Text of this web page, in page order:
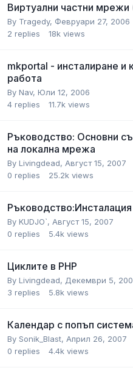
Виртуални частни мрежи
By Tragedy, Февруари 27, 2006
2 replies 18k views
mkportal - инсталиране и
работа
By Nav, Юли 12, 2006
4 replies 11.7k views
Ръководство: Основни
на локална мрежа
By Livingdead, Август 15, 2007
0 replies 25.2k views
Ръководство:Инсталация
By KUDJO`, Август 15, 2007
0 replies 5.4k views
Циклите в PHP
By Livingdead, Декември 5,
3 replies 5.8k views
Календар с попъп
By Sonik_Blast, Април 26, 2007
0 replies 4.4k views